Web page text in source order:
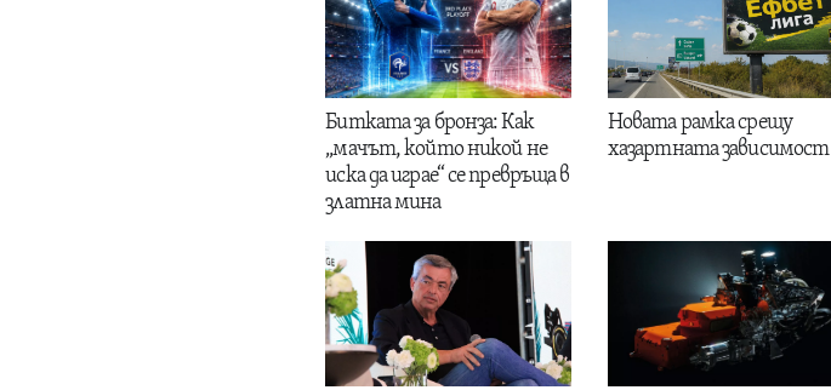
Битката за бронза: Как
„мачът, който никой не
иска да играе“ се превръща в
златна мина
Новата рамка срещу
хазартната зависимост